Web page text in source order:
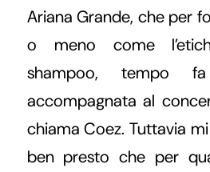
Ariana Grande, che per
o meno come
shampoo, tempo
accompagnata al
chiama Coez. Tuttavia
ben presto che per